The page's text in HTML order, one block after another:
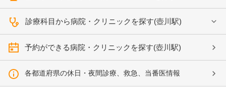
診療科目から病院・クリニックを探す(壺川駅)
予約ができる病院・クリニックを探す(壺川駅)
各都道府県の休日・夜間診療、救急、当番医情報